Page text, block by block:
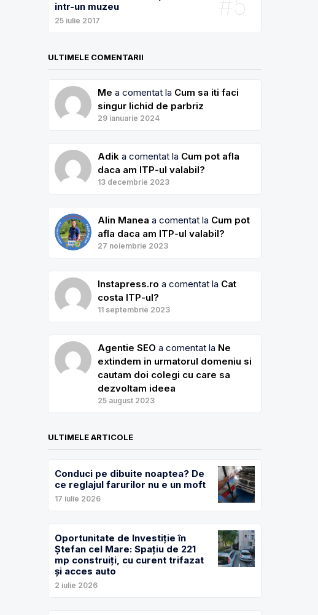
intr-un muzeu
25 iulie 2017
ULTIMELE COMENTARII
Me a comentat la Cum sa iti faci
singur lichid de parbriz
29 ianuarie 2024
Adik a comentat la Cum pot afla
daca am ITP-ul valabil?
13 decembrie 2023
Alin Manea a comentat la Cum pot
afla daca am ITP-ul valabil?
27 noiembrie 2023
Instapress.ro a comentat la Cat
costa ITP-ul?
11 septembrie 2023
Agentie SEO a comentat la Ne
extindem in urmatorul domeniu si
cautam doi colegi cu care sa
dezvoltam ideea
25 august 2023
ULTIMELE ARTICOLE
Conduci pe dibuite noaptea? De
ce reglajul farurilor nu e un moft
17 iulie 2026
Oportunitate de Investiție în
Ștefan cel Mare: Spațiu de 221
mp construiți, cu curent trifazat
și acces auto
2 iulie 2026